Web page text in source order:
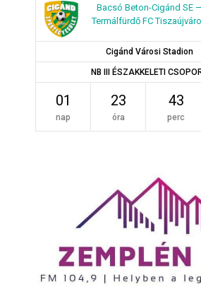
Bacsó Beton-Cigánd SE
Termálfürdő FC
Cigánd Városi Stadion
NB III ÉSZAKKELETI
01
nap
23
óra
43
perc